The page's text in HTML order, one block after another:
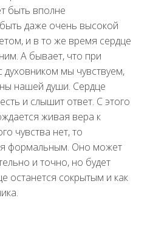
быть вполне
даже очень высокой
и в то же время сердце
А бывает, что при
мы чувствуем,
нашей души. Сердце
и слышит ответ. С этого
живая вера к
чувства нет, то
формальным. Оно может
и точно, но будет
останется сокрытым и как